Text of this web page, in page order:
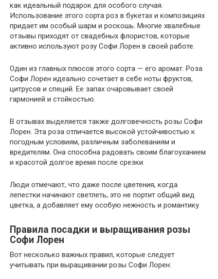
как идеальный подарок для особого случая.
Использование этого сорта роз в букетах и композициях
придает им особый шарм и роскошь. Многие хвалебные
отзывы приходят от свадебных флористов, которые
активно используют розу Софи Лорен в своей работе.
Один из главных плюсов этого сорта — его аромат. Роза
Софи Лорен идеально сочетает в себе ноты фруктов,
цитрусов и специй. Ее запах очаровывает своей
гармонией и стойкостью.
В отзывах выделяется также долговечность розы Софи
Лорен. Эта роза отличается высокой устойчивостью к
погодным условиям, различным заболеваниям и
вредителям. Она способна радовать своим благоуханием
и красотой долгое время после срезки.
Люди отмечают, что даже после цветения, когда
лепестки начинают светлеть, это не портит общий вид
цветка, а добавляет ему особую нежность и романтику.
Правила посадки и выращивания розы
Софи Лорен
Вот несколько важных правил, которые следует
учитывать при выращивании розы Софи Лорен: